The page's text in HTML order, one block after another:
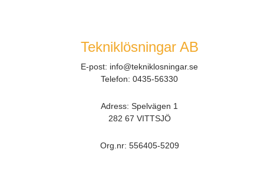
Tekniklösningar AB
E-post: info@tekniklosningar.se
Telefon: 0435-56330
Adress: Spelvägen 1
282 67 VITTSJÖ
Org.nr: 556405-5209